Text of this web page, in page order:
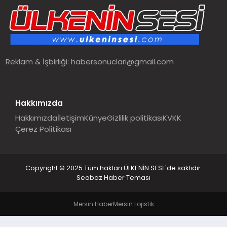
SPOR
MALATYA HABERLERI
Reklam & İşbirliği:habersonuclari@gmail.com
Hakkımızda
HakkımızdaİletişimKünyeGizlilik politikasıKVKK
Çerez Politikası
Copyright © 2025 Tüm hakları ÜLKENİN SESİ 'de saklıdır.
Seobaz Haber Teması
Mersin HaberMersin Lojistik